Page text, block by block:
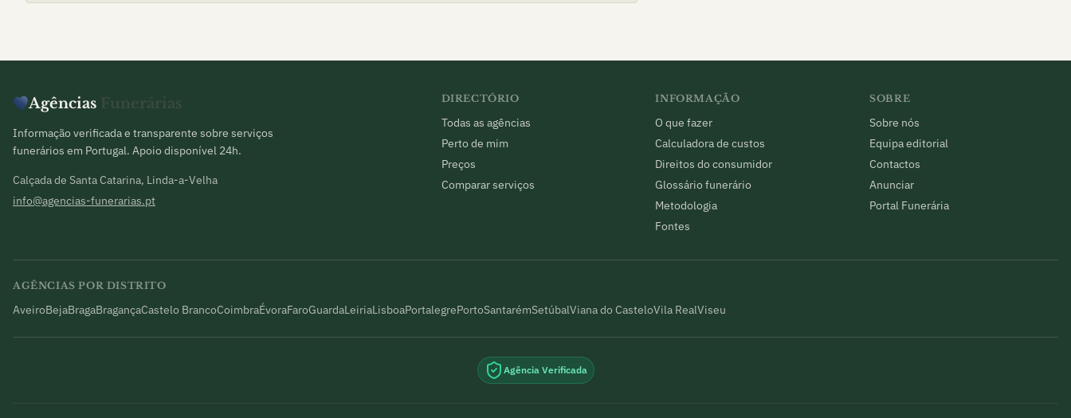
Agências Funerárias
Informação verificada e transparente sobre serviços
funerários em Portugal. Apoio disponível 24h.
Calçada de Santa Catarina, Linda-a-Velha
info@agencias-funerarias.pt
DIRECTÓRIO
Todas as agências
Perto de mim
Preços
Comparar serviços
INFORMAÇÃO
O que fazer
Calculadora de custos
Direitos do consumidor
Glossário funerário
Metodologia
Fontes
SOBRE
Sobre nós
Equipa editorial
Contactos
Anunciar
Portal Funerária
AGÊNCIAS POR DISTRITO
AveiroBejaBragaBragançaCastelo BrancoCoimbraÉvoraFaroGuardaLeiriaLisboaPortalegrePortoSantarémSetúbalViana do CasteloVila RealViseu
Agência Verificada